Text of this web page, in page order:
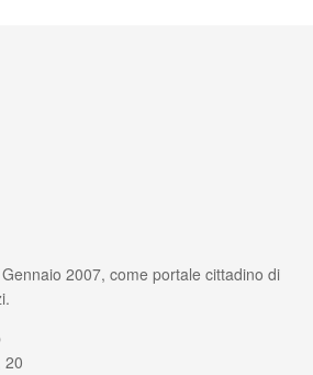
2007, come portale cittadino di
20